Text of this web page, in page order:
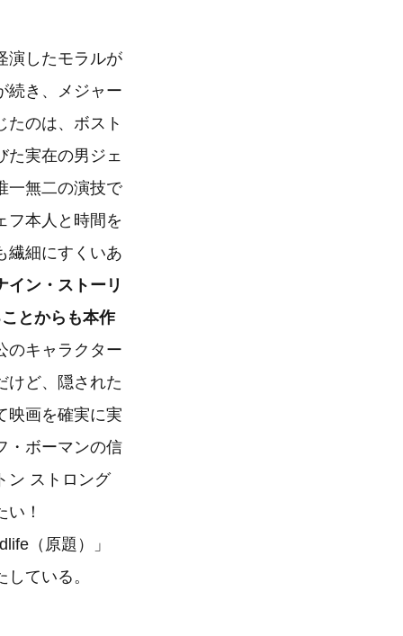
演したモラルが
続き、メジャー
たのは、ボスト
た実在の男ジェ
一無二の演技で
フ本人と時間を
繊細にすくいあ
イン・ストーリ
とからも本作
のキャラクター
けど、隠された
映画を確実に実
・ボーマンの信
ン ストロング
！
（原題）」
ている。